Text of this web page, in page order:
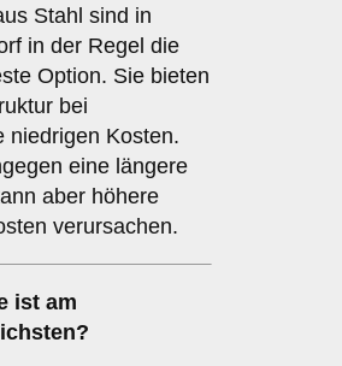
Stahl sind in
in der Regel die
Option. Sie bieten
bei
niedrigen Kosten.
eine längere
aber höhere
verursachen.
ist am